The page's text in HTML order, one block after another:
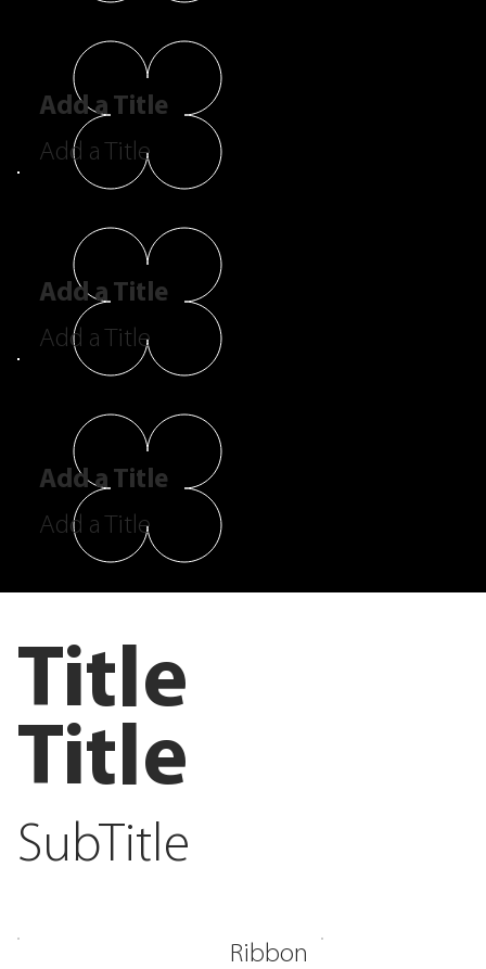
Add a Title
Add a Title
Add a Title
Add a Title
Add a Title
Add a Title
Title
Title
SubTitle
Ribbon